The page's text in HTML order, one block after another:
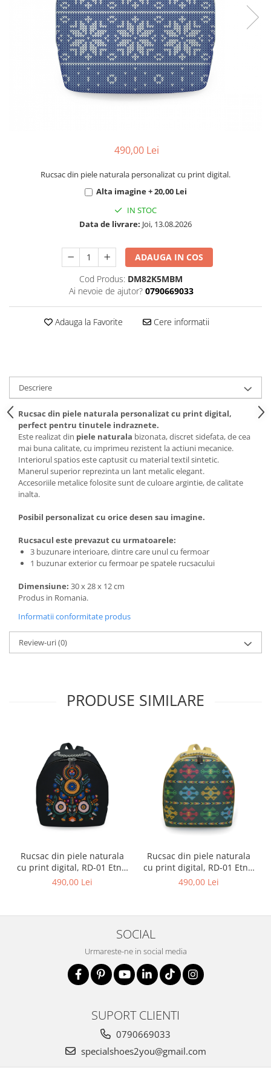
490,00 Lei
Rucsac din piele naturala personalizat cu print digital.
Alta imagine + 20,00 Lei
IN STOC
Data de livrare: Joi, 13.08.2026
ADAUGA IN COS
Cod Produs: DM82K5MBM
Ai nevoie de ajutor? 0790669033
Adauga la Favorite Cere informatii
Descriere
Rucsac din piele naturala personalizat cu print digital,
perfect pentru tinutele indraznete.
Este realizat din piele naturala bizonata, discret sidefata, de cea
mai buna calitate, cu imprimeu rezistent la actiuni mecanice.
Interiorul spatios este captusit cu material textil sintetic.
Manerul superior reprezinta un lant metalic elegant.
Accesoriile metalice folosite sunt de culoare argintie, de calitate
inalta.
Posibil personalizat cu orice desen sau imagine.
Rucsacul este prevazut cu urmatoarele:
3 buzunare interioare, dintre care unul cu fermoar
1 buzunar exterior cu fermoar pe spatele rucsacului
Dimensiune: 30 x 28 x 12 cm
Produs in Romania.
Informatii conformitate produs
Review-uri(0)
PRODUSE SIMILARE
Rucsac din piele naturala
cu print digital, RD-01 Etnic
13, Negru
490,00 Lei
Rucsac din piele naturala
cu print digital, RD-01 Etnic
01
490,00 Lei
SOCIAL
Urmareste-ne in social media
SUPORT CLIENTI
0790669033
specialshoes2you@gmail.com